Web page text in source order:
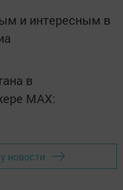
и интересным в
в
MАХ:
новости